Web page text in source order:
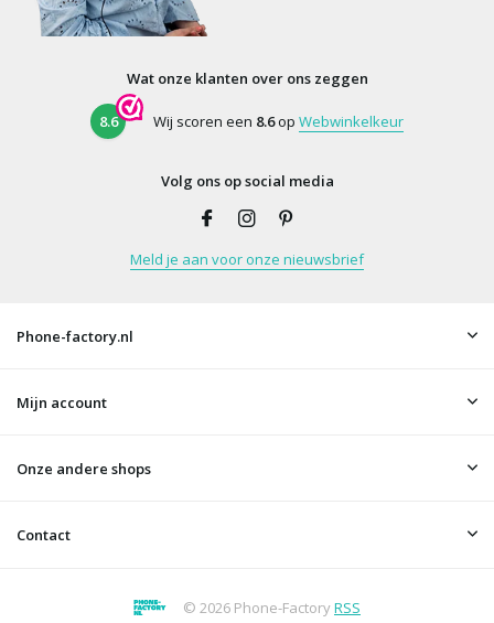
Wat onze klanten over ons zeggen
8.6 Wij scoren een 8.6op Webwinkelkeur
Volg ons op social media
Meld je aan voor onze nieuwsbrief
Phone-factory.nl
Mijn account
Onze andere shops
Contact
© 2026 Phone-FactoryRSS